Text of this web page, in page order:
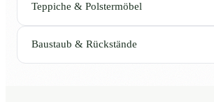
Teppiche & Polstermöbel
Baustaub & Rückstände